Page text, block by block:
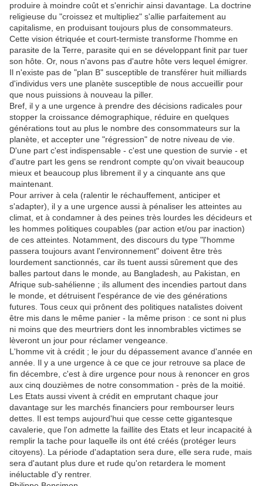
produire à moindre coût et s'enrichir ainsi davantage. La doctrine
religieuse du "croissez et multipliez" s'allie parfaitement au
capitalisme, en produisant toujours plus de consommateurs.
Cette vision étriquée et court-termiste transforme l'homme en
parasite de la Terre, parasite qui en se développant finit par tuer
son hôte. Or, nous n'avons pas d'autre hôte vers lequel émigrer.
Il n'existe pas de "plan B" susceptible de transférer huit milliards
d'individus vers une planète susceptible de nous accueillir pour
que nous puissions à nouveau la piller.
Bref, il y a une urgence à prendre des décisions radicales pour
stopper la croissance démographique, réduire en quelques
générations tout au plus le nombre des consommateurs sur la
planète, et accepter une "régression" de notre niveau de vie.
D'une part c'est indispensable - c'est une question de survie - et
d'autre part les gens se rendront compte qu'on vivait beaucoup
mieux et beaucoup plus librement il y a cinquante ans que
maintenant.
Pour arriver à cela (ralentir le réchauffement, anticiper et
s'adapter), il y a une urgence aussi à pénaliser les atteintes au
climat, et à condamner à des peines très lourdes les décideurs et
les hommes politiques coupables (par action et/ou par inaction)
de ces atteintes. Notamment, des discours du type "l'homme
passera toujours avant l'environnement" doivent être très
lourdement sanctionnés, car ils tuent aussi sûrement que des
balles partout dans le monde, au Bangladesh, au Pakistan, en
Afrique sub-sahélienne ; ils allument des incendies partout dans
le monde, et détruisent l'espérance de vie des générations
futures. Tous ceux qui prônent des politiques natalistes doivent
être mis dans le même panier - la même prison : ce sont ni plus
ni moins que des meurtriers dont les innombrables victimes se
lèveront un jour pour réclamer vengeance.
L'homme vit à crédit ; le jour du dépassement avance d'année en
année. Il y a une urgence à ce que ce jour retrouve sa place de
fin décembre, c'est à dire urgence pour nous à renoncer en gros
aux cinq douzièmes de notre consommation - près de la moitié.
Les Etats aussi vivent à crédit en emprutant chaque jour
davantage sur les marchés financiers pour rembourser leurs
dettes. Il est temps aujourd'hui que cesse cette gigantesque
cavalerie, que l'on admette la faillite des Etats et leur incapacité à
remplir la tache pour laquelle ils ont été créés (protéger leurs
citoyens). La période d'adaptation sera dure, elle sera rude, mais
sera d'autant plus dure et rude qu'on retardera le moment
inéluctable d'y rentrer.